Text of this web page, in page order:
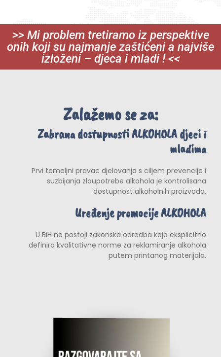
>> Mi problem tretiramo iz perspektive
onih koji su najmanje zaštićeni a najviše
izloženi – djeca i mladi ! <<
Zalažemo se za:
Zabrana dostupnosti ALKOHOLA djeci i
mladima
Prvi temeljni pravac djelovanja s ciljem prevencije i
suzbijanja zloupotrebe alkohola je kontrolisana
dostupnost alkoholnih proizvoda.
Uređenje promocije ALKOHOLA
U BiH ne postoji zakonska odredba koja eksplicitno
definira kvalitativne norme za reklamiranje alkohola
putem printanog materijala.